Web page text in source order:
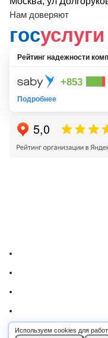
Используем cookies для
Нам доверяют
госуслуги
Рейтинг надежности
+853
Подробнее
© 2026 RSCABLE.RU